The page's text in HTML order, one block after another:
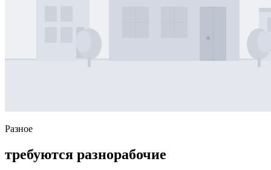
Разное
требуются разнорабочие